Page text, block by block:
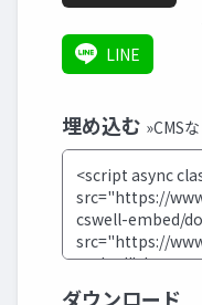
LINE
埋め込む »CMS
ダウンロード